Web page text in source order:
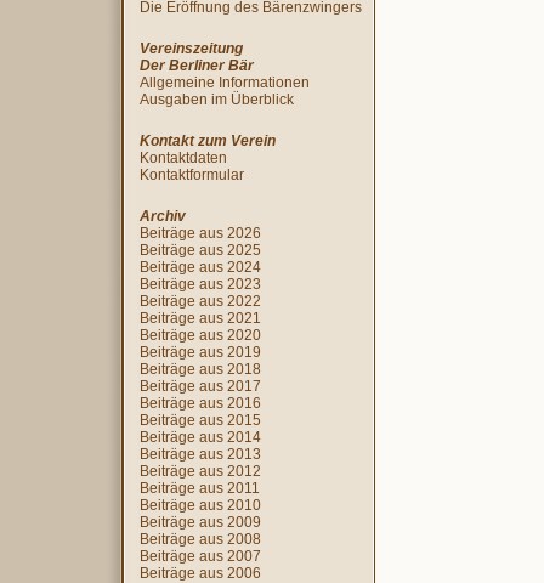
Die Eröffnung des Bärenzwingers
Vereinszeitung
Der Berliner Bär
Allgemeine Informationen
Ausgaben im Überblick
Kontakt zum Verein
Kontaktdaten
Kontaktformular
Archiv
Beiträge aus 2026
Beiträge aus 2025
Beiträge aus 2024
Beiträge aus 2023
Beiträge aus 2022
Beiträge aus 2021
Beiträge aus 2020
Beiträge aus 2019
Beiträge aus 2018
Beiträge aus 2017
Beiträge aus 2016
Beiträge aus 2015
Beiträge aus 2014
Beiträge aus 2013
Beiträge aus 2012
Beiträge aus 2011
Beiträge aus 2010
Beiträge aus 2009
Beiträge aus 2008
Beiträge aus 2007
Beiträge aus 2006